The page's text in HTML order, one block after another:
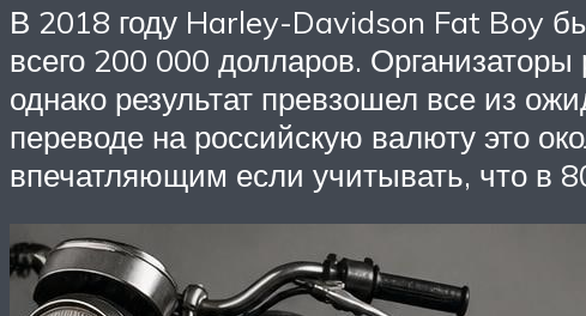
В 2018 году Harley-Davidson Fat Boy
всего 200 000 долларов.
однако результат превзошел все из
переводе на российскую валюту это
впечатляющим если учитывать, что в